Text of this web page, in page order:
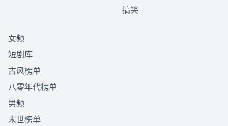
搞笑
女频
短剧库
古风榜单
八零年代榜单
男频
末世榜单